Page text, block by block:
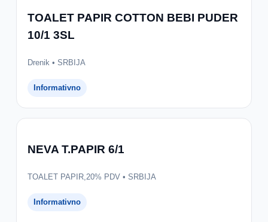
TOALET PAPIR COTTON BEBI PUDER
10/1 3SL
Drenik • SRBIJA
Informativno
NEVA T.PAPIR 6/1
TOALET PAPIR,20% PDV • SRBIJA
Informativno